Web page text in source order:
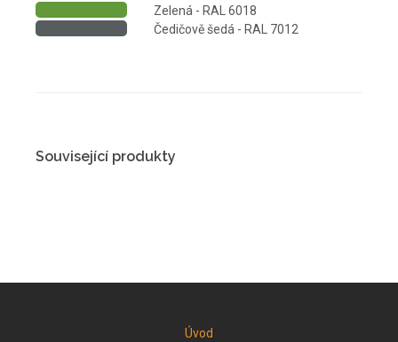
Zelená - RAL 6018
Čedičově šedá - RAL 7012
Související produkty
Úvod